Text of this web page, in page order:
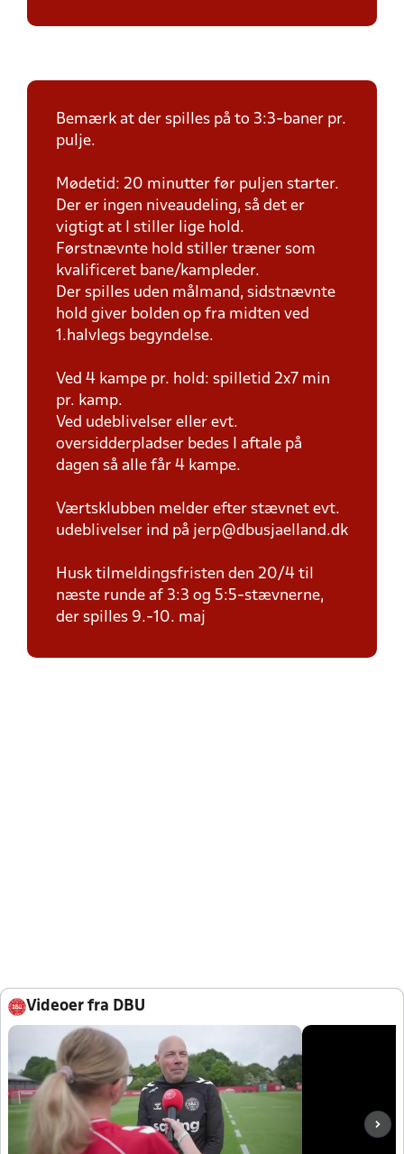
Bemærk at der spilles på to 3:3-baner pr.
pulje.
Mødetid: 20 minutter før puljen starter.
Der er ingen niveaudeling, så det er
vigtigt at I stiller lige hold.
Førstnævnte hold stiller træner som
kvalificeret bane/kampleder.
Der spilles uden målmand, sidstnævnte
hold giver bolden op fra midten ved
1.halvlegs begyndelse.
Ved 4 kampe pr. hold: spilletid 2x7 min
pr. kamp.
Ved udeblivelser eller evt.
oversidderpladser bedes I aftale på
dagen så alle får 4 kampe.
Værtsklubben melder efter stævnet evt.
udeblivelser ind på jerp@dbusjaelland.dk
Husk tilmeldingsfristen den 20/4 til
næste runde af 3:3 og 5:5-stævnerne,
der spilles 9.-10. maj
Videoer fra DBU